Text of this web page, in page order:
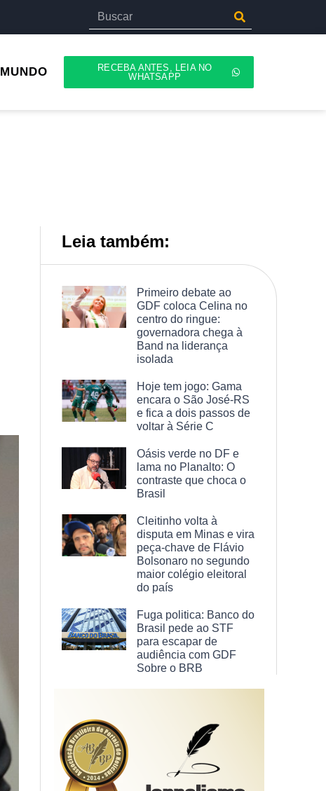
MUNDO
RECEBA ANTES, LEIA NO
WHATSAPP
Leia também:
Primeiro debate ao
GDF coloca Celina no
centro do ringue:
governadora chega à
Band na liderança
isolada
Hoje tem jogo: Gama
encara o São José-RS
e fica a dois passos de
voltar à Série C
Oásis verde no DF e
lama no Planalto: O
contraste que choca o
Brasil
Cleitinho volta à
disputa em Minas e vira
peça-chave de Flávio
Bolsonaro no segundo
maior colégio eleitoral
do país
Fuga politica: Banco do
Brasil pede ao STF
para escapar de
audiência com GDF
Sobre o BRB